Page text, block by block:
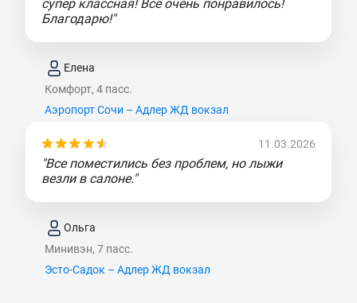
супер классная! Все очень понравилось!
Благодарю!"
Елена
Комфорт, 4 пасс.
Аэропорт Сочи – Адлер ЖД вокзал
11.03.2026
"Все поместились без проблем, но лыжи
везли в салоне."
Ольга
Минивэн, 7 пасс.
Эсто-Садок – Адлер ЖД вокзал